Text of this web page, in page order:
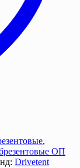
,
ОП
Drivetent